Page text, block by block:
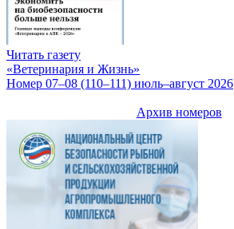
Читать газету
«Ветеринария и Жизнь»
Номер 07–08 (110–111) июль–август 2026
Архив номеров